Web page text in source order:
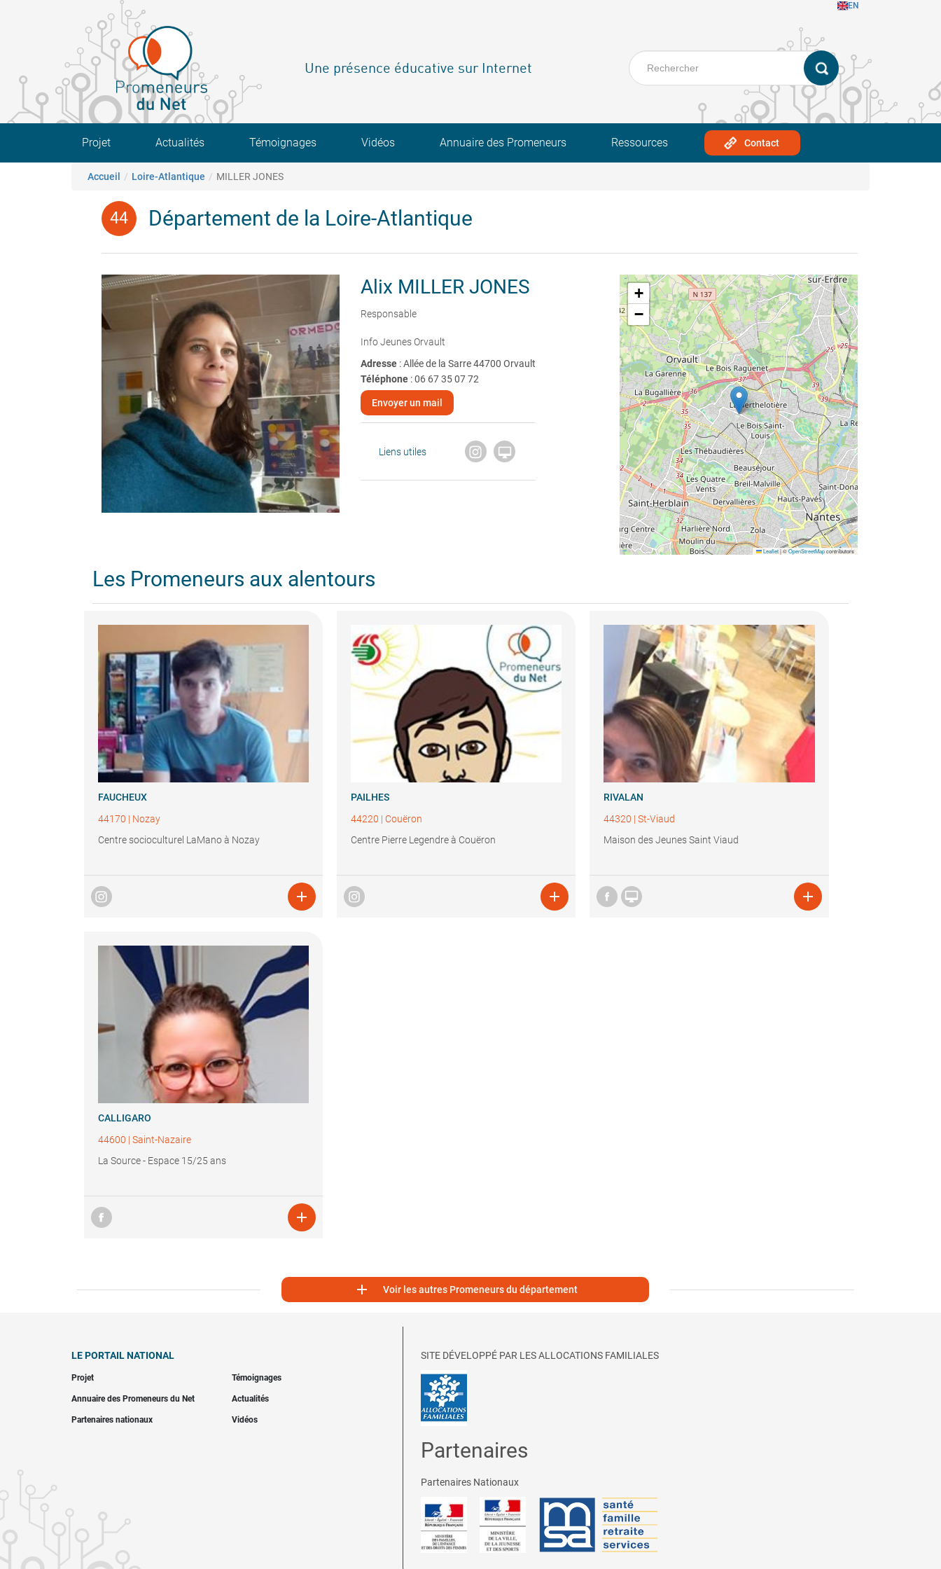
EN
Une présence éducative sur Internet
Main navigation
Projet Actualités Témoignages Vidéos Annuaire des Promeneurs Ressources Contact
Fil d'Ariane
Accueil Loire-Atlantique MILLER JONES
Département de la Loire-Atlantique
Alix MILLER JONES
Responsable
Info Jeunes Orvault
Adresse : Allée de la Sarre 44700 Orvault
Téléphone:06 67 35 07 72
Envoyer un mail
Liens utiles 
+
−
Leaflet|©OpenStreetMapcontributors
Les Promeneurs aux alentours
FAUCHEUX
44170 | Nozay
Centre socioculturel LaMano à Nozay

PAILHES
44220 | Couëron
Centre Pierre Legendre à Couëron

RIVALAN
44320 |St-Viaud
Maison des Jeunes Saint Viaud
 
CALLIGARO
44600 | Saint-Nazaire
La Source - Espace 15/25 ans

 Voir les autres Promeneurs du département
LE PORTAIL NATIONAL
Projet Témoignages
Annuaire des Promeneurs du Net Actualités
Partenaires nationaux Vidéos
SITE DÉVELOPPÉ PAR LES ALLOCATIONS FAMILIALES
Partenaires
Partenaires Nationaux